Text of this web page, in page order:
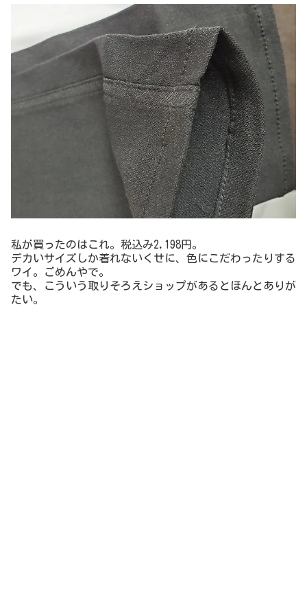
実は、このセミナー後、スタッフさんがサプライズプレゼ
の翌日は和歌山に出張だったので、せっかくなのでりゅり
ゅらびも青空の下で記念撮影( ´艸｀)
リュリュらびグッズもこれから作っていくそうですよ！
楽しみ～♪